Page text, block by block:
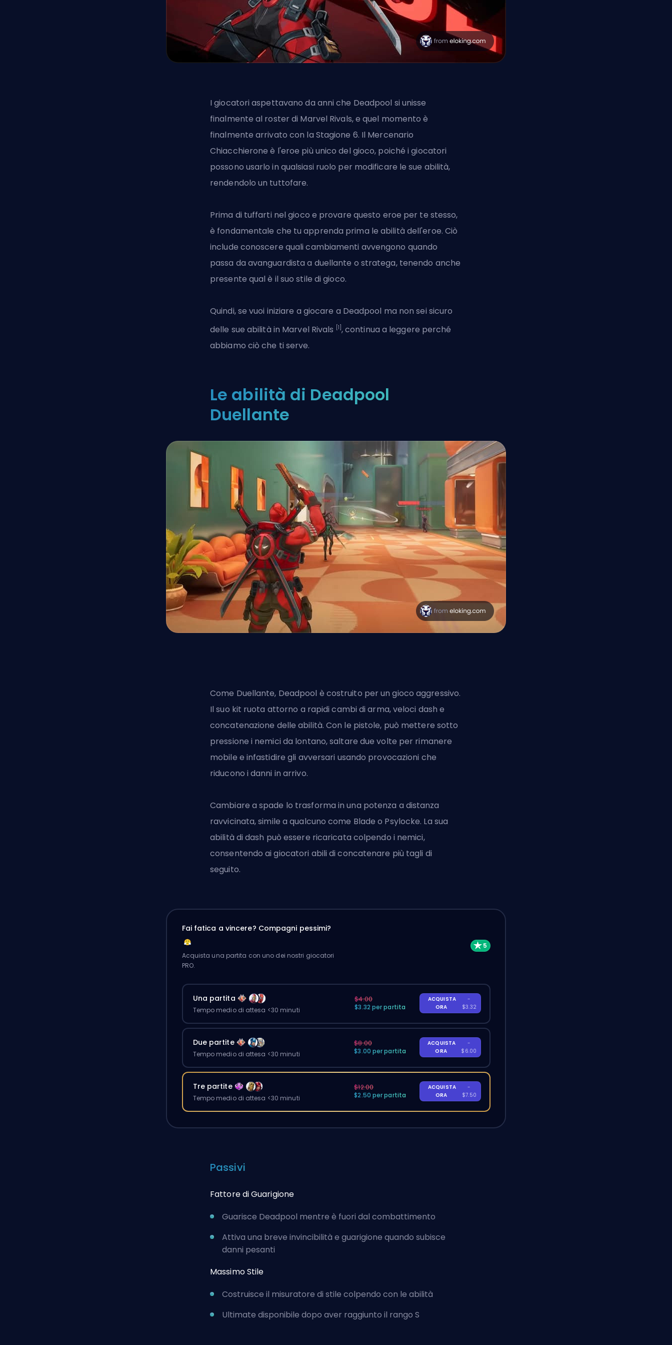
I giocatori aspettavano da anni che Deadpool si unisse
finalmente al roster di Marvel Rivals, e quel momento è
finalmente arrivato con la Stagione 6. Il Mercenario
Chiacchierone è l'eroe più unico del gioco, poiché i giocatori
possono usarlo in qualsiasi ruolo per modificare le sue abilità,
rendendolo un tuttofare.
Prima di tuffarti nel gioco e provare questo eroe per te stesso,
è fondamentale che tu apprenda prima le abilità dell'eroe. Ciò
include conoscere quali cambiamenti avvengono quando
passa da avanguardista a duellante o stratega, tenendo anche
presente qual è il suo stile di gioco.
Quindi, se vuoi iniziare a giocare a Deadpool ma non sei sicuro
delle sue abilità in Marvel Rivals [1] , continua a leggere perché
abbiamo ciò che ti serve.
Le abilità di Deadpool
Duellante
Come Duellante, Deadpool è costruito per un gioco aggressivo.
Il suo kit ruota attorno a rapidi cambi di arma, veloci dash e
concatenazione delle abilità. Con le pistole, può mettere sotto
pressione i nemici da lontano, saltare due volte per rimanere
mobile e infastidire gli avversari usando provocazioni che
riducono i danni in arrivo.
Cambiare a spade lo trasforma in una potenza a distanza
ravvicinata, simile a qualcuno come Blade o Psylocke. La sua
abilità di dash può essere ricaricata colpendo i nemici,
consentendo ai giocatori abili di concatenare più tagli di
seguito.
Fai fatica a vincere? Compagni pessimi?
Acquista una partita con uno dei nostri giocatori
PRO.
Una partita
Tempo medio di attesa <30 minuti
$4.00
$3.32 per partita
ACQUISTA
ORA
-
$3.32
Due partite
Tempo medio di attesa <30 minuti
$8.00
$3.00 per partita
ACQUISTA
ORA
-
$6.00
Tre partite
Tempo medio di attesa <30 minuti
$12.00
$2.50 per partita
ACQUISTA
ORA
-
$7.50
Passivi
Fattore di Guarigione
Guarisce Deadpool mentre è fuori dal combattimento
Attiva una breve invincibilità e guarigione quando subisce
danni pesanti
Massimo Stile
Costruisce il misuratore di stile colpendo con le abilità
Ultimate disponibile dopo aver raggiunto il rango S